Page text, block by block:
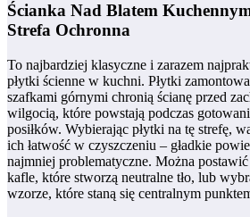
Ścianka Nad Blatem
Strefa Ochronna
To najbardziej klasyczne i zarazem
płytki ścienne w kuchni. Płytki
szafkami górnymi chronią ścianę przed
wilgocią, które powstają podczas
posiłków. Wybierając płytki na tę strefę,
ich łatwość w czyszczeniu – gładkie
najmniej problematyczne. Można
kafle, które stworzą neutralne tło, lub
wzorze, które staną się centralnym